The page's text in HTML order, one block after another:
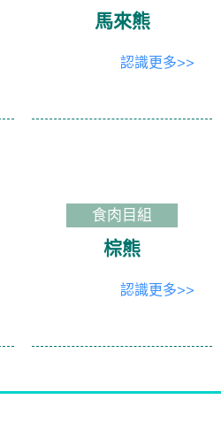
馬來熊
認識更多>>
食肉目組
棕熊
認識更多>>